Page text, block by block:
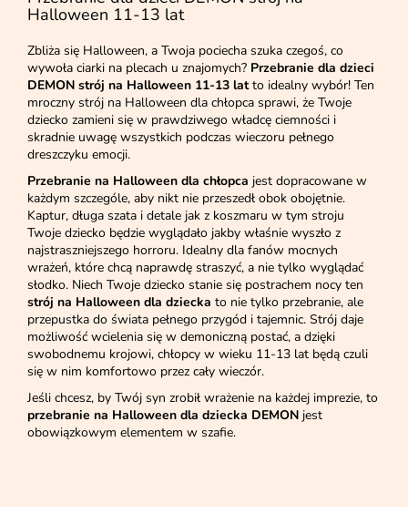
Halloween 11-13 lat
Zbliża się Halloween, a Twoja pociecha szuka czegoś, co
wywoła ciarki na plecach u znajomych? Przebranie dla dzieci
DEMON strój na Halloween 11-13 latto idealny wybór! Ten
mroczny strój na Halloween dla chłopca sprawi, że Twoje
dziecko zamieni się w prawdziwego władcę ciemności i
skradnie uwagę wszystkich podczas wieczoru pełnego
dreszczyku emocji.
Przebranie na Halloween dla chłopca jest dopracowane w
każdym szczególe, aby nikt nie przeszedł obok obojętnie.
Kaptur, długa szata i detale jak z koszmaru w tym stroju
Twoje dziecko będzie wyglądało jakby właśnie wyszło z
najstraszniejszego horroru. Idealny dla fanów mocnych
wrażeń, które chcą naprawdę straszyć, a nie tylko wyglądać
słodko. Niech Twoje dziecko stanie się postrachem nocy ten
strój na Halloween dla dziecka to nie tylko przebranie, ale
przepustka do świata pełnego przygód i tajemnic. Strój daje
możliwość wcielenia się w demoniczną postać, a dzięki
swobodnemu krojowi, chłopcy w wieku 11-13 lat będą czuli
się w nim komfortowo przez cały wieczór.
Jeśli chcesz, by Twój syn zrobił wrażenie na każdej imprezie, to
przebranie na Halloween dla dziecka DEMON jest
obowiązkowym elementem w szafie.